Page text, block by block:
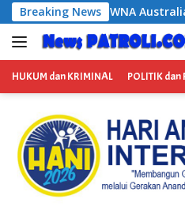
Langsung
ke
konten
Breaking News
Gelar Yoga Retreat dan
HUKUM dan KRIMINAL POLITIK dan